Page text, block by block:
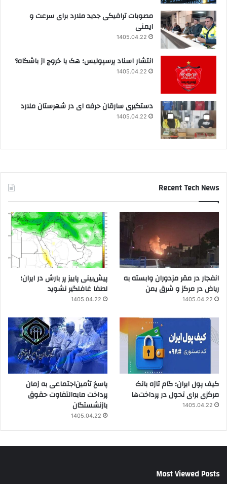
مصوبات ترافیکی جدید ملارد برای سرعت و
ایمنی
1405.04.22
انتشار اسناد پرسپولیس؛ هک یا خروج از باشگاه؟
1405.04.22
دستگیری سارقان حرفه ای در شهرستان ملارد
1405.04.22
Recent Tech News
انفجار در مقر مزدوران وابسته به
ریاض در مرکز و شرق یمن
1405.04.22
پیش‌بینی پاییز پر بارش در ایران؛
لطفا غافلگیر نشوید
1405.04.22
کیف پول ایران؛ گام تازه بانک
مرکزی برای تحول در پرداخت‌ها
1405.04.22
پاسخ تأمین‌اجتماعی به زمان
پرداخت مابه‌التفاوت حقوق
بازنشستگان
1405.04.22
Most Viewed Posts